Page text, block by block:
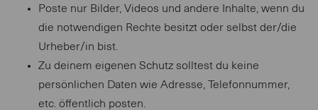
Poste nur Bilder, Videos und andere Inhalte, wenn du
die notwendigen Rechte besitzt oder selbst der/die
Urheber/in bist.
Zu deinem eigenen Schutz solltest du keine
persönlichen Daten wie Adresse, Telefonnummer,
etc. öffentlich posten.